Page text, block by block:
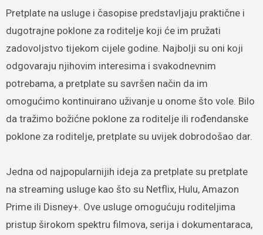
Pretplate na usluge i časopise predstavljaju praktične i
dugotrajne poklone za roditelje koji će im pružati
zadovoljstvo tijekom cijele godine. Najbolji su oni koji
odgovaraju njihovim interesima i svakodnevnim
potrebama, a pretplate su savršen način da im
omogućimo kontinuirano uživanje u onome što vole. Bilo
da tražimo božićne poklone za roditelje ili rođendanske
poklone za roditelje, pretplate su uvijek dobrodošao dar.
Jedna od najpopularnijih ideja za pretplate su pretplate
na streaming usluge kao što su Netflix, Hulu, Amazon
Prime ili Disney+. Ove usluge omogućuju roditeljima
pristup širokom spektru filmova, serija i dokumentaraca,